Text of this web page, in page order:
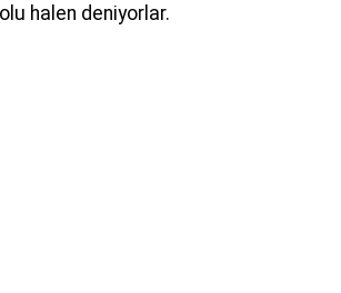
halen deniyorlar.